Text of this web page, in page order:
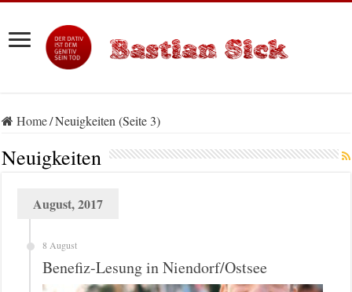
Home/Neuigkeiten (Seite 3)
Neuigkeiten
August, 2017
8 August
Benefiz-Lesung in Niendorf/Ostsee